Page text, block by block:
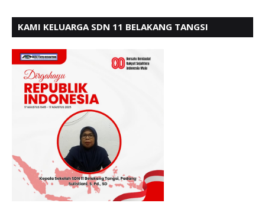
KAMI KELUARGA SDN 11 BELAKANG TANGSI